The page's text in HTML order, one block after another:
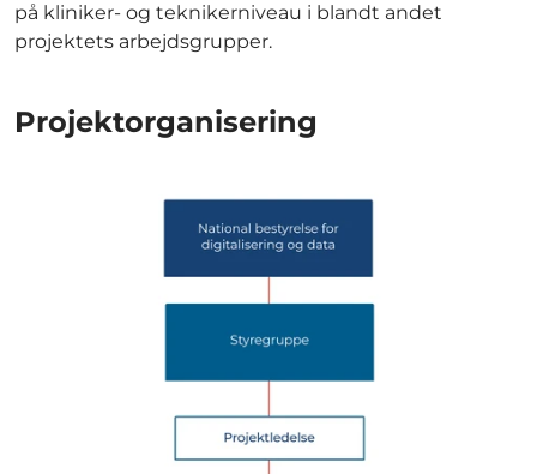
på kliniker- og teknikerniveau i blandt andet
projektets arbejdsgrupper.
Projektorganisering